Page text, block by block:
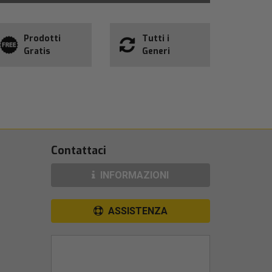
Prodotti
Gratis
Tutti i
Generi
Contattaci
INFORMAZIONI
ASSISTENZA